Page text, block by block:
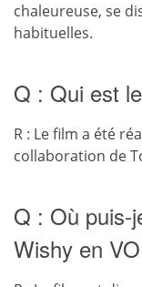
chaleureuse, se
habituelles.
Q : Qui est
R : Le film a été
collaboration de
Q : Où puis-
Wishy en